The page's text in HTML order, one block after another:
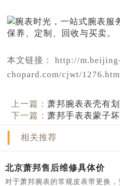
本文链接： http://
chopard.com/cjwt/
上一篇：萧邦腕表表壳有
下一篇：萧邦手表表蒙子
相关推荐
北京萧邦售后维修具体价
对于萧邦腕表的常规皮表带更换